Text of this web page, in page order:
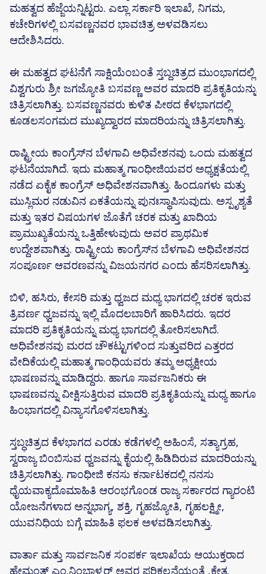
ಮಹತ್ವದ ಹೆಜ್ಜೆಯನ್ನಿಟ್ಟರು. ಎಲ್ಲಾ ಸರ್ಕಾರಿ ಇಲಾಖೆ, ನಿಗಮ,
ಕಚೇರಿಗಳಲ್ಲಿ ಬಸವಣ್ಣನವರ ಭಾವಚಿತ್ರ ಅಳವಡಿಸಲು
ಆದೇಶಿಸಿದರು.
ಈ ಮಹತ್ವದ ಘಟನೆಗೆ ಸಾಕ್ಷಿಯೆಂಬಂತೆ ಸ್ತಬ್ದಚಿತ್ರದ ಮುಂಭಾಗದಲ್ಲಿ
ವಿಶ್ವಗುರು ಶ್ರೀ ಜಗಜ್ಯೋತಿ ಬಸವಣ್ಣ ಅವರ ಮಾದರಿ ಪ್ರತಿಕೃತಿಯನ್ನು
ಚಿತ್ರಿಸಲಾಗಿತ್ತು. ಬಸವಣ್ಣನವರು ಕುಳಿತ ಪೀಠದ ಕೆಳಭಾಗದಲ್ಲಿ
ಕೂಡಲಸಂಗಮದ ಮುಖ್ಯದ್ವಾರದ ಮಾದರಿಯನ್ನು ಚಿತ್ರಿಸಲಾಗಿತ್ತು.
ರಾಷ್ಟ್ರೀಯ ಕಾಂಗ್ರೆಸ್‌ನ ಬೆಳಗಾವಿ ಅಧಿವೇಶನವು ಒಂದು ಮಹತ್ವದ
ಘಟನೆಯಾಗಿದೆ. ಇದು ಮಹಾತ್ಮ ಗಾಂಧೀಜಿಯವರ ಅಧ್ಯಕ್ಷತೆಯಲ್ಲಿ
ನಡೆದ ಏಕೈಕ ಕಾಂಗ್ರೆಸ್ ಅಧಿವೇಶನವಾಗಿತ್ತು. ಹಿಂದೂಗಳು ಮತ್ತು
ಮುಸ್ಲಿಮರ ನಡುವಿನ ಏಕತೆಯನ್ನು ಪುನಃಸ್ಥಾಪಿಸುವುದು. ಅಸ್ಪೃಶ್ಯತೆ
ಮತ್ತು ಇತರ ವಿಷಯಗಳ ಜೊತೆಗೆ ಚರಕ ಮತ್ತು ಖಾದಿಯ
ಪ್ರಾಮುಖ್ಯತೆಯನ್ನು ಒತ್ತಿಹೇಳುವುದು ಅವರ ಪ್ರಾಥಮಿಕ
ಉದ್ದೇಶವಾಗಿತ್ತು. ರಾಷ್ಟ್ರೀಯ ಕಾಂಗ್ರೆಸ್‌ನ ಬೆಳಗಾವಿ ಅಧಿವೇಶನದ
ಸಂಪೂರ್ಣ ಆವರಣವನ್ನು ವಿಜಯನಗರ ಎಂದು ಹೆಸರಿಸಲಾಗಿತ್ತು.
ಬಿಳಿ, ಹಸಿರು, ಕೇಸರಿ ಮತ್ತು ಧ್ವಜದ ಮಧ್ಯ ಭಾಗದಲ್ಲಿ ಚರಕ ಇರುವ
ತ್ರಿವರ್ಣ ಧ್ವಜವನ್ನು ಇಲ್ಲಿ ಮೊದಲಬಾರಿಗೆ ಹಾರಿಸಿದರು. ಇದರ
ಮಾದರಿ ಪ್ರತಿಕೃತಿಯನ್ನು ಮಧ್ಯ ಭಾಗದಲ್ಲಿ ತೋರಿಸಲಾಗಿದೆ.
ಅಧಿವೇಶನವು ಮರದ ಚೌಕಟ್ಟುಗಳಿಂದ ಸುತ್ತುವರಿದ ಎತ್ತರದ
ವೇದಿಕೆಯಲ್ಲಿ ಮಹಾತ್ಮ ಗಾಂಧಿಯವರು ತಮ್ಮ ಅಧ್ಯಕ್ಷೀಯ
ಭಾಷಣವನ್ನು ಮಾಡಿದ್ದರು. ಹಾಗೂ ಸಾರ್ವಜನಿಕರು ಈ
ಭಾಷಣವನ್ನು ವೀಕ್ಷಿಸುತ್ತಿರುವ ಮಾದರಿ ಪ್ರತಿಕೃತಿಯನ್ನು ಮಧ್ಯ ಹಾಗೂ
ಹಿಂಭಾಗದಲ್ಲಿ ವಿನ್ಯಾಸಗೊಳಿಸಲಾಗಿತ್ತು.
ಸ್ತಬ್ಧಚಿತ್ರದ ಕೆಳಭಾಗದ ಎರಡು ಕಡೆಗಳಲ್ಲಿ ಅಹಿಂಸೆ, ಸತ್ಯಾಗ್ರಹ,
ಸ್ವರಾಜ್ಯ ಬಿಂಬಿಸುವ ಧ್ವಜವನ್ನು ಕೈಯಲ್ಲಿ ಹಿಡಿದಿರುವ ಮಾದರಿಯನ್ನು
ಚಿತ್ರಿಸಲಾಗಿತ್ತು. ಗಾಂಧೀಜಿ ಕನಸು ಕರ್ನಾಟಕದಲ್ಲಿ ನನಸು
ಧೈಯವಾಕ್ಯದೊಮಾಹಿತಿ ಆರಂಭಗೊಂಡ ರಾಜ್ಯ ಸರ್ಕಾರದ ಗ್ಯಾರಂಟಿ
ಯೋಜನೆಗಳಾದ ಅನ್ನಭಾಗ್ಯ, ಶಕ್ತಿ, ಗೃಹಜ್ಯೋತಿ, ಗೃಹಲಕ್ಷ್ಮೀ,
ಯುವನಿಧಿಯ ಬಗ್ಗೆ ಮಾಹಿತಿ ಫಲಕ‌ ಅಳವಡಿಸಲಾಗಿತ್ತು.
ವಾರ್ತಾ ಮತ್ತು ಸಾರ್ವಜನಿಕ ಸಂಪರ್ಕ ಇಲಾಖೆಯ ಆಯುಕ್ತರಾದ
ಹೇಮಂತ್ ಎಂ.ನಿಂಬಾಳ್ಕರ್ ಅವರ ಪರಿಕಲ್ಪನೆಯಂತೆ ,ಕ್ಷೇತ್ರ